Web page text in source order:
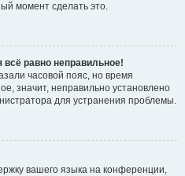
момент сделать это.
равно неправильное!
часовой пояс, но время
значит, неправильно установлено
для устранения проблемы.
вашего языка на конференции,